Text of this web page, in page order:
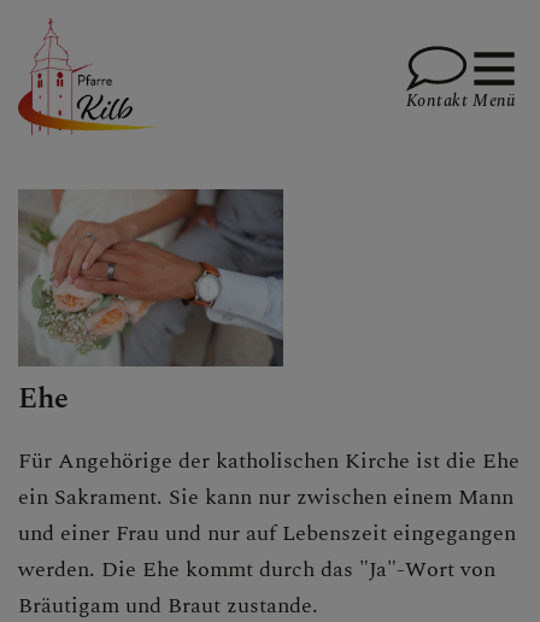
PFARRE
GOTTESDIENSTE
TERMINE
BERICHTE
Kontakt Menü
Ehe
Für Angehörige der katholischen Kirche ist die Ehe
ein Sakrament. Sie kann nur zwischen einem Mann
und einer Frau und nur auf Lebenszeit eingegangen
werden. Die Ehe kommt durch das "Ja"-Wort von
Bräutigam und Braut zustande.